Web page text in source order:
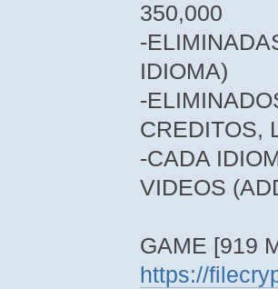
350,000
-
IDIOMA)
-
CREDITOS,
-CADA
VIDEOS
GAME [919
https://